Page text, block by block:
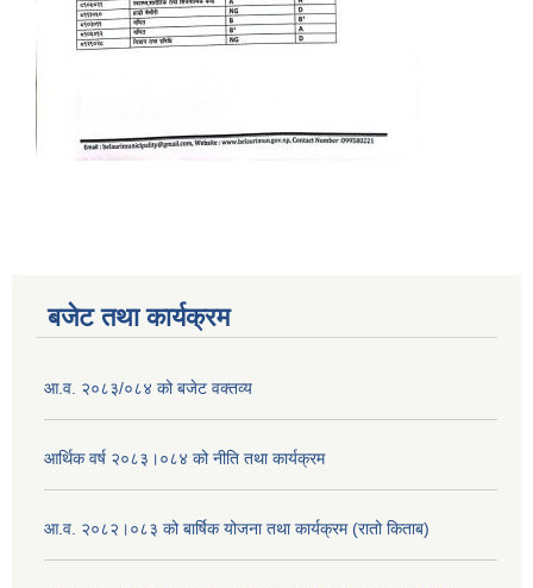
बजेट तथा कार्यक्रम
आ.व. २०८३/०८४ को बजेट वक्तव्य
आर्थिक वर्ष २०८३।०८४ को नीति तथा कार्यक्रम
आ.व. २०८२।०८३ को बार्षिक योजना तथा कार्यक्रम (रातो किताब)